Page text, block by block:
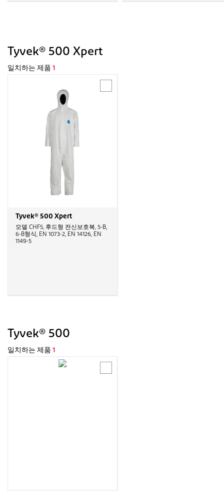
Tyvek® 500 Xpert
일치하는 제품 1
Tyvek® 500 Xpert
모델 CHF5, 후드형 전신보호복, 5-B,
6-B형식, EN 1073-2, EN 14126, EN
1149-5
Tyvek® 500
일치하는 제품 1